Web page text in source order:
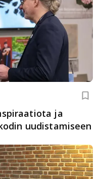
ja
uudistamiseen